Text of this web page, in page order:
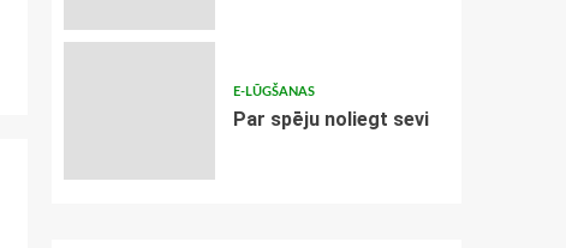
E-LŪGŠANAS
Par spēju noliegt sevi